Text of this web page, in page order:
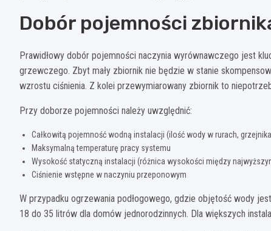
Dobór pojemności
Prawidłowy dobór pojemności naczynia wyrównawczego jest
grzewczego. Zbyt mały zbiornik nie będzie w stanie
wzrostu ciśnienia. Z kolei przewymiarowany zbiornik to
Przy doborze pojemności należy uwzględnić:
Całkowitą pojemność wodną instalacji (ilość wody w rurach,
Maksymalną temperaturę pracy systemu
Wysokość statyczną instalacji (różnica wysokości między
Ciśnienie wstępne w naczyniu przeponowym
W przypadku ogrzewania podłogowego, gdzie objętość wody
18 do 35 litrów dla domów jednorodzinnych. Dla większych